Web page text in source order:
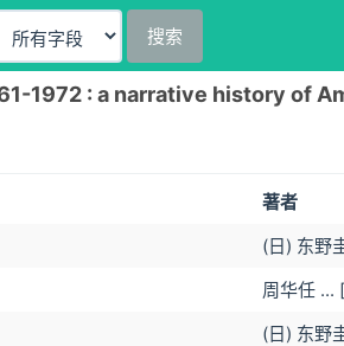
搜索
1972 : a narrative history of
著者
(日) 东野
周华任 ...
(日) 东野